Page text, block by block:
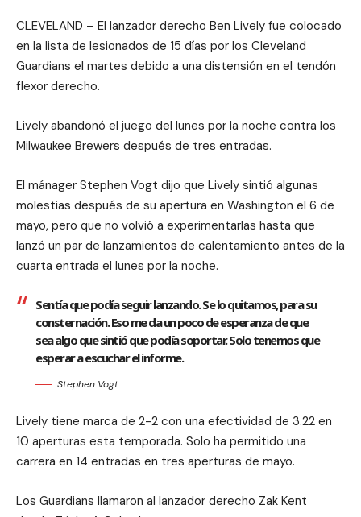
CLEVELAND – El lanzador derecho Ben Lively fue colocado
en la lista de lesionados de 15 días por los Cleveland
Guardians el martes debido a una distensión en el tendón
flexor derecho.
Lively abandonó el juego del lunes por la noche contra los
Milwaukee Brewers después de tres entradas.
El mánager Stephen Vogt dijo que Lively sintió algunas
molestias después de su apertura en Washington el 6 de
mayo, pero que no volvió a experimentarlas hasta que
lanzó un par de lanzamientos de calentamiento antes de la
cuarta entrada el lunes por la noche.
Sentía que podía seguir lanzando. Se lo quitamos, para su
consternación. Eso me da un poco de esperanza de que
sea algo que sintió que podía soportar. Solo tenemos que
esperar a escuchar el informe.
Stephen Vogt
Lively tiene marca de 2-2 con una efectividad de 3.22 en
10 aperturas esta temporada. Solo ha permitido una
carrera en 14 entradas en tres aperturas de mayo.
Los Guardians llamaron al lanzador derecho Zak Kent